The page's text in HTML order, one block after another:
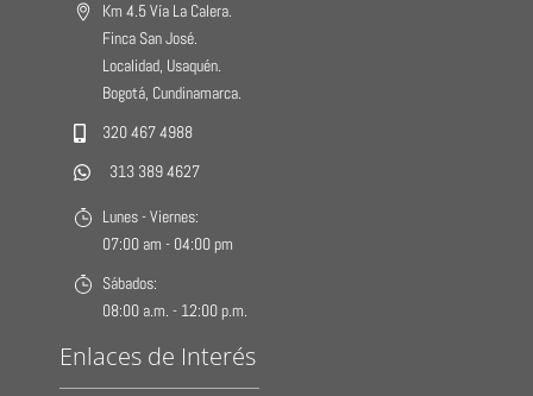
Km 4.5 Vía La Calera.
Finca San José.
Localidad, Usaquén.
Bogotá, Cundinamarca.
320 467 4988
313 389 4627
Lunes - Viernes:
07:00 am - 04:00 pm
Sábados:
08:00 a.m. - 12:00 p.m.
Enlaces de Interés